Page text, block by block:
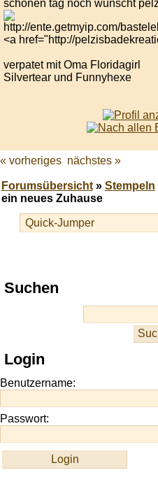
schönen tag noch wünscht
<a href="http://
verpatet mit Oma Floridagirl
Silvertear und Funnyhexe
« vorheriges nächstes »
Forumsübersicht» Stempeln
ein neues Zuhause
Play
best
site
https://onlineslots.money/
Suchen
Login
Benutzername:
Passwort: